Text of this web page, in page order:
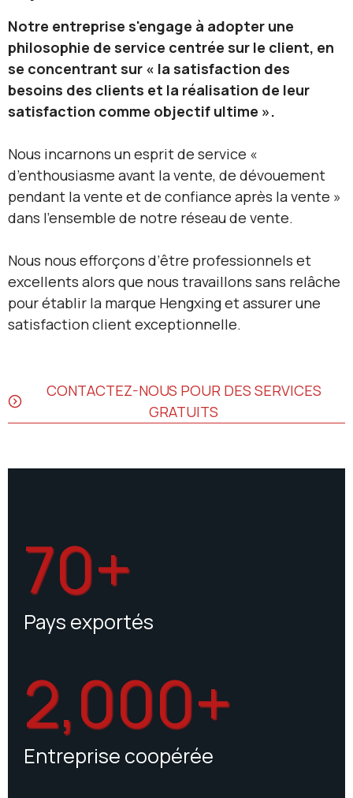
70+
Pays exportés
2,000+
Entreprise coopérée
Notre entreprise s'engage à adopter une
philosophie de service centrée sur le client, en
se concentrant sur « la satisfaction des
besoins des clients et la réalisation de leur
satisfaction comme objectif ultime ».
Nous incarnons un esprit de service «
d’enthousiasme avant la vente, de dévouement
pendant la vente et de confiance après la vente »
dans l’ensemble de notre réseau de vente.
Nous nous efforçons d’être professionnels et
excellents alors que nous travaillons sans relâche
pour établir la marque Hengxing et assurer une
satisfaction client exceptionnelle.
CONTACTEZ-NOUS POUR DES SERVICES
GRATUITS